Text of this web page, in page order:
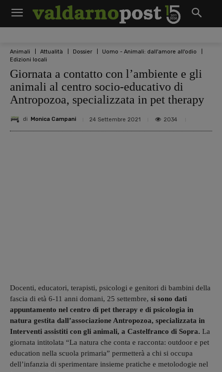
Animali Attualità Dossier
Uomo - Animali: dall'amore all'odio
Edizioni locali
Giornata a contatto con l’ambiente e gli
animali al centro socio-educativo di
Antropozoa, specializzata in pet therapy
di Monica Campani 24 Settembre 2021 2034
Docenti, educatori, terapisti, psicologi e genitori di bambini della
fascia di età 6-11 anni domani, 25 settembre, si sono dati
appuntamento nel centro di pet therapy e di psicologia in
natura gestita dall’associazione Antropozoa, specializzata in
Interventi assistiti con gli animali, a Castelfranco di Sopra. La
giornata intitolata “La natura che conta e racconta: outdoor e pet
education nella scuola primaria” permetterà a chi si occupa
dell’infanzia di sperimentare insieme pratiche e metolodogie nel